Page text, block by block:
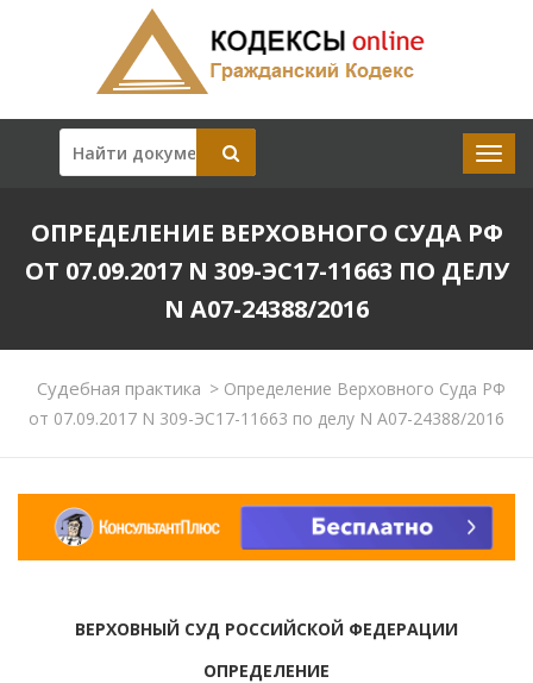
ОПРЕДЕЛЕНИЕ ВЕРХОВНОГО СУДА РФ
ОТ 07.09.2017 N 309-ЭС17-11663 ПО ДЕЛУ
N А07-24388/2016
Судебная практика >Определение Верховного Суда РФ
от 07.09.2017 N 309-ЭС17-11663 по делу N А07-24388/2016
ВЕРХОВНЫЙ СУД РОССИЙСКОЙ ФЕДЕРАЦИИ
ОПРЕДЕЛЕНИЕ